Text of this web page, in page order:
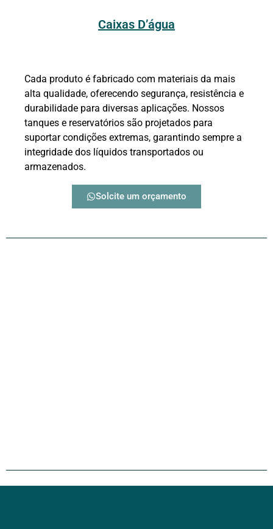
Caixas D’água
Cada produto é fabricado com materiais da mais
alta qualidade, oferecendo segurança, resistência e
durabilidade para diversas aplicações. Nossos
tanques e reservatórios são projetados para
suportar condições extremas, garantindo sempre a
integridade dos líquidos transportados ou
armazenados.
Solcite um orçamento